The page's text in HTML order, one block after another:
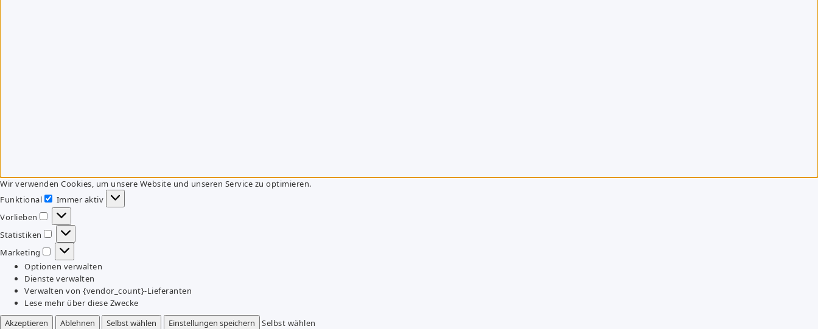
Wir verwenden Cookies, um unsere Website und unseren Service zu optimieren.
Funktional
Funktional
Immer aktiv
Vorlieben
Vorlieben
Statistiken
Statistiken
Marketing
Marketing
Optionen verwalten
Dienste verwalten
Verwalten von {vendor_count}-Lieferanten
Lese mehr über diese Zwecke
Akzeptieren
Ablehnen Selbst wählen Einstellungen speichern
Selbst wählen